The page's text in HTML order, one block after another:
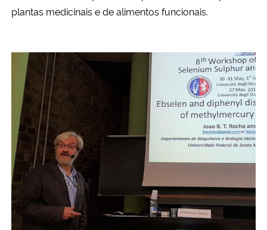
plantas medicinais e de alimentos funcionais.